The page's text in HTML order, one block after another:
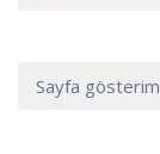
Sayfa